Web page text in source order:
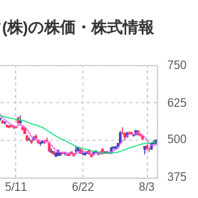
株)の株価・株式情報
375
500
625
750
5/11 6/22 8/3